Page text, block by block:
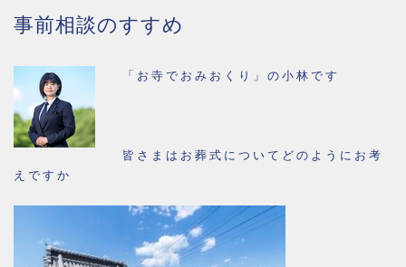
事前相談のすすめ
「お寺でおみおくり」の小林です
皆さまはお葬式についてどのようにお考
えですか